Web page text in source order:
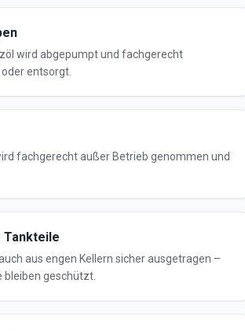
wird abgepumpt und fachgerecht
entsorgt.
fachgerecht außer Betrieb genommen und
Tankteile
aus engen Kellern sicher ausgetragen –
bleiben geschützt.